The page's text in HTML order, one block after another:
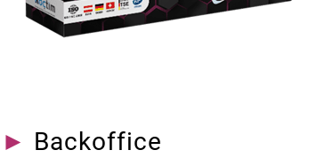
► Backoffice